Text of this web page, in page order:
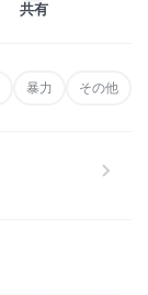
共有
暴力 その他